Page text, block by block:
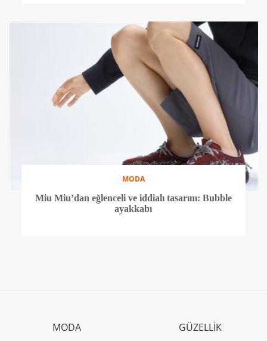
MODA
Miu Miu’dan eğlenceli ve iddialı tasarım: Bubble
ayakkabı
MODA GÜZELLİK